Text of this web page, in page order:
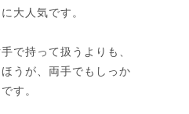
大人気です。
で持って扱うよりも、
うが、両手でもしっか
す。